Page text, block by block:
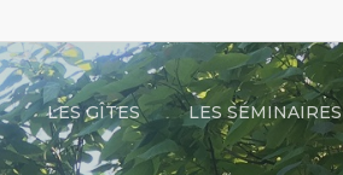
LES GÎTES LES SÉMINAIRES